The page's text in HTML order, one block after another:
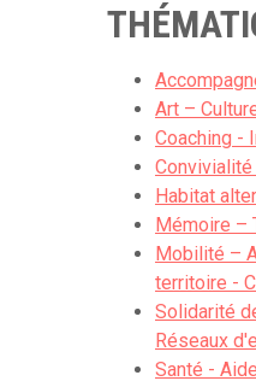
Art –
Coaching -
Habitat
Mémoire –
Mobilité –
territoire -
Solidarité
Réseaux
Santé -